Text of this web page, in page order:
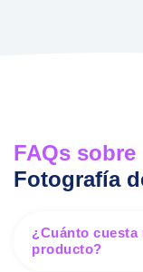
FAQs sobre
Fotografía
¿Cuánto
producto?